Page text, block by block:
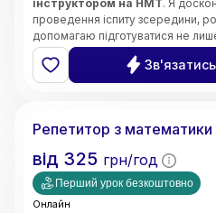
інструктором на НМТ. Я
проведення іспиту зсередини,
допомагаю підготуватися не
психологічно — без страху та
Щиро люблю свій предмет і
завдання —
зробити все
математиці легким, простим і
роками системою:
Приклади(наочний розбір) ➡️
повної впевненості учня).
Репетитор з
від 325 грн/год
Перший урок безкоштовно
Онлайн